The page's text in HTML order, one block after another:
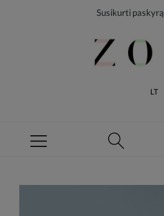
Susikurti paskyrą
LT